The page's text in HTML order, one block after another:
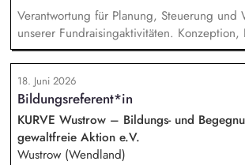
Stiftungsprogrammatik.
Verantwortung für Planung, Steuerung und
unserer Fundraisingaktivitäten.
Umsetzung zentraler
Jahresende, Aktionen). Aufbau, Pflege und
Weiterentwicklung der Spender:innen‑ und
Großspender:innen‑Beziehungen.
Antragstellung, Berichte, Mittelabrufe und
Budget‑ und Liquiditätsplanung sowie
Finanzmonitoring.
18. Juni 2026
Bildungsreferent*in
KURVE Wustrow – Bildungs- und
gewaltfreie Aktion e.V.
Wustrow (Wendland)